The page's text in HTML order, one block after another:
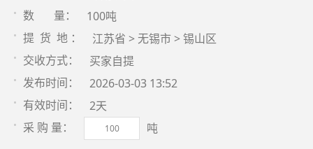
数 量： 100吨
提 货 地 ： 江苏省 > 无锡市 > 锡山区
交收方式： 买家自提
发布时间： 2026-03-03 13:52
有效时间： 2天
采 购 量： 吨